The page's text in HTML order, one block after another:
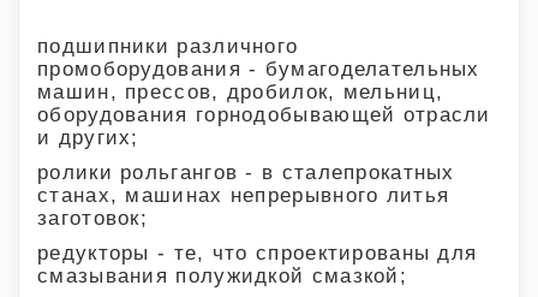
подшипники различного
промоборудования - бумагоделательных
машин, прессов, дробилок, мельниц,
оборудования горнодобывающей отрасли
и других;
ролики рольгангов - в сталепрокатных
станах, машинах непрерывного литья
заготовок;
редукторы - те, что спроектированы для
смазывания полужидкой смазкой;